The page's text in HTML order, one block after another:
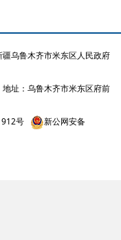
疆乌鲁木齐市米东区人民政府
地址：乌鲁木齐市米东区府前
号
新公网安备